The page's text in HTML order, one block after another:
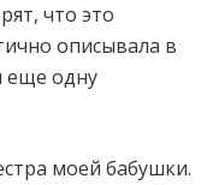
что это
описывала в
еще одну
моей бабушки.